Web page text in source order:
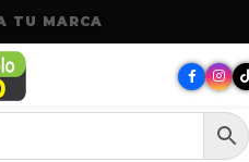
T U MARCA